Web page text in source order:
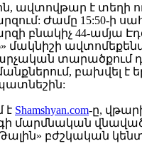
ին, ավտովթար է տեղի
Ժամը 15:50-ի
բնակիչ 44-ամյա
մակնիշի
տարածքում
բախվել է
է Shamshyan.com-ը,
մարմնական
բժշկական